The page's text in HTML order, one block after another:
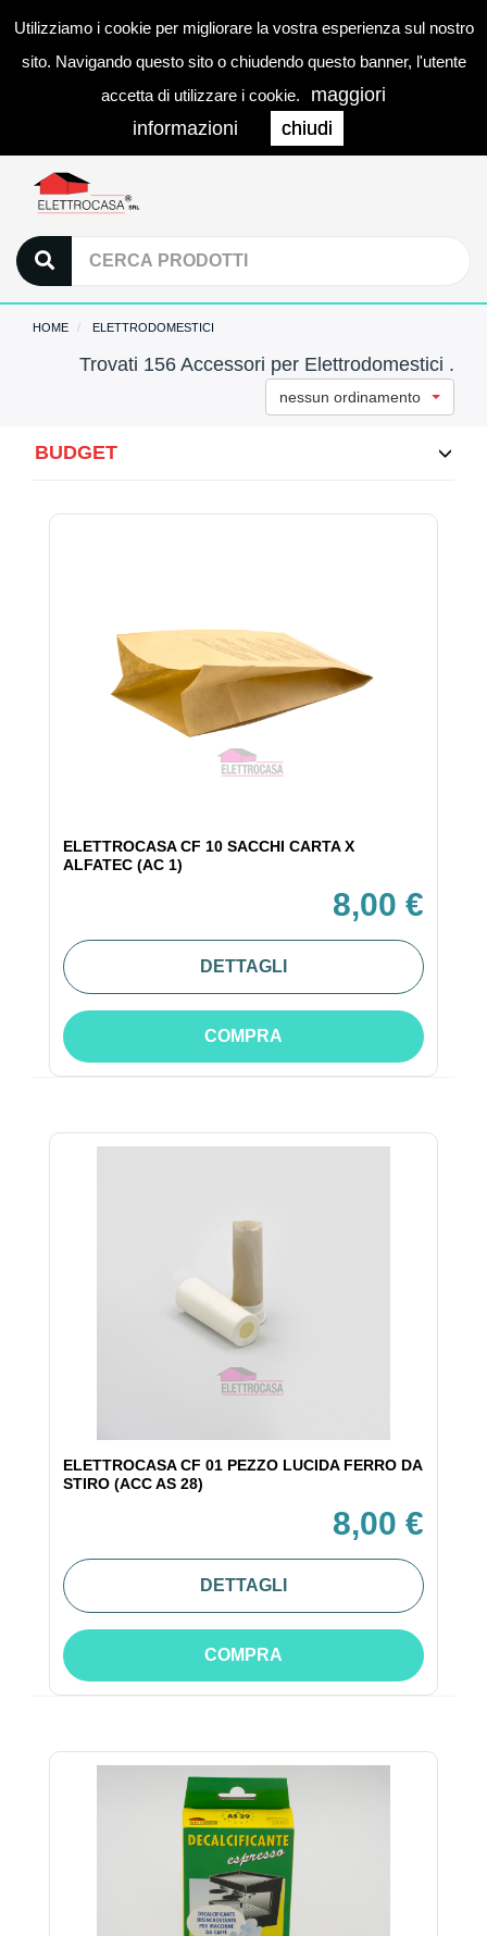
Utilizziamo i cookie per migliorare la vostra esperienza sul nostro
sito. Navigando questo sito o chiudendo questo banner, l'utente
accetta di utilizzare i cookie.
maggiori
informazioni
chiudi
0
HOME ELETTRODOMESTICI
Trovati 156 Accessori per Elettrodomestici .
nessun ordinamento
BUDGET
ELETTROCASA CF 10 SACCHI CARTA X
ALFATEC (AC 1)
8,00 €
DETTAGLI
COMPRA
ELETTROCASA CF 01 PEZZO LUCIDA FERRO DA
STIRO (ACC AS 28)
8,00 €
DETTAGLI
COMPRA